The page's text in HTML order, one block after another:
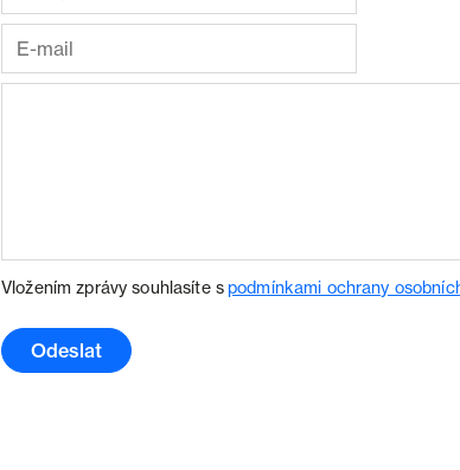
Vložením zprávy souhlasíte spodmínkami ochrany
Odeslat